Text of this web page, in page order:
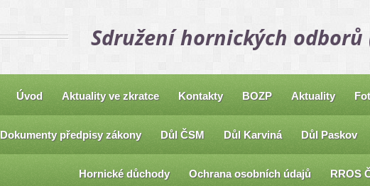
Sdružení hornických odborů
Úvod Aktuality ve zkratce Kontakty BOZP Aktuality
Dokumenty předpisy zákony Důl ČSM Důl Karviná Důl Paskov
Hornické důchody Ochrana osobních údajů RROS